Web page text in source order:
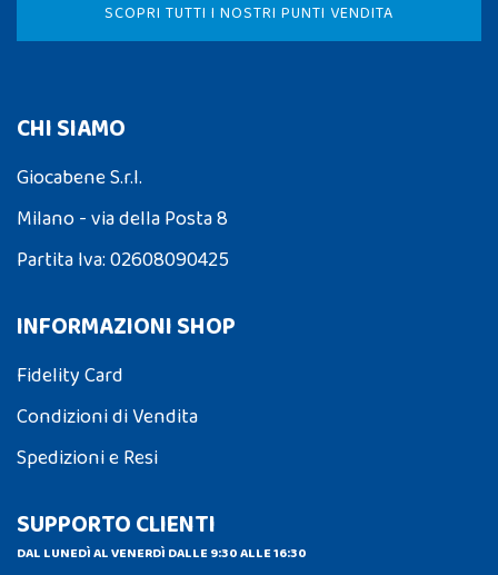
SCOPRI TUTTI I NOSTRI PUNTI VENDITA
CHI SIAMO
Giocabene S.r.l.
Milano - via della Posta 8
Partita Iva: 02608090425
INFORMAZIONI SHOP
Fidelity Card
Condizioni di Vendita
Spedizioni e Resi
SUPPORTO CLIENTI
DAL LUNEDÌ AL VENERDÌ DALLE 9:30 ALLE 16:30